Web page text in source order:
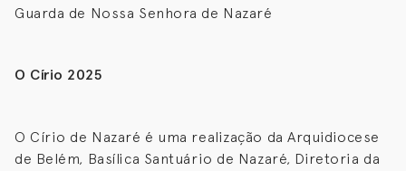
Guarda de Nossa Senhora de Nazaré
O Círio 2025
O Círio de Nazaré é uma realização da Arquidiocese
de Belém, Basílica Santuário de Nazaré, Diretoria da